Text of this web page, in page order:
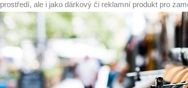
prostředí, ale i jako dárkový či reklamní produkt pro